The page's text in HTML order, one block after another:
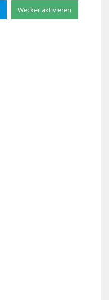
Wecker aktivieren